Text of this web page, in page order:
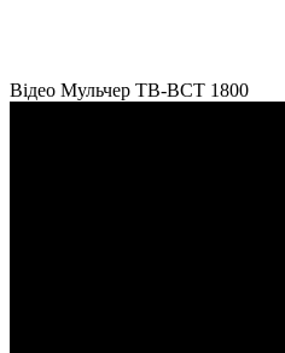
Відео Мульчер TB-BCT 1800